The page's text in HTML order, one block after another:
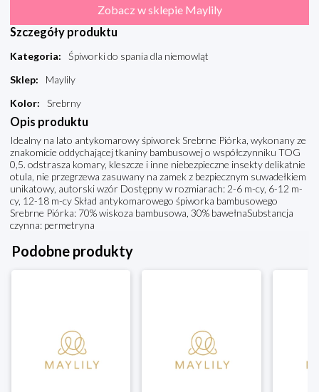
Zobacz w sklepie Maylily
Szczegóły produktu
Kategoria:
Śpiworki do spania dla niemowląt
Sklep:
Maylily
Kolor: Srebrny
Opis produktu
Idealny na lato antykomarowy śpiworek Srebrne Piórka, wykonany ze
znakomicie oddychającej tkaniny bambusowej o współczynniku TOG
0,5. odstrasza komary, kleszcze i inne niebezpieczne insekty delikatnie
otula, nie przegrzewa zasuwany na zamek z bezpiecznym suwadełkiem
unikatowy, autorski wzór Dostępny w rozmiarach: 2-6 m-cy, 6-12 m-
cy, 12-18 m-cy Skład antykomarowego śpiworka bambusowego
Srebrne Piórka: 70% wiskoza bambusowa, 30% bawełnaSubstancja
czynna: permetryna
Podobne produkty